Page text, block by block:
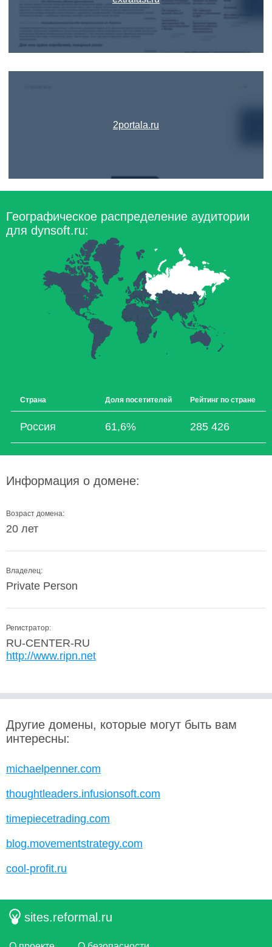
2portala.ru
Географическое распределение аудитории
для dynsoft.ru:
Страна Доля посетителей Рейтинг по стране
Россия 61,6% 285 426
Информация о домене:
Возраст домена:
20 лет
Владелец:
Private Person
Регистратор:
RU-CENTER-RU
http://www.ripn.net
Другие домены, которые могут быть вам
интересны:
michaelpenner.com
thoughtleaders.infusionsoft.com
timepiecetrading.com
blog.movementstrategy.com
cool-profit.ru
sites.reformal.ru